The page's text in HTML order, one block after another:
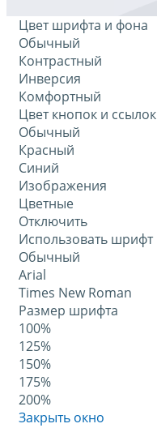
Цвет шрифта и фона
Обычный
Контрастный
Инверсия
Комфортный
Цвет кнопок и ссылок
Обычный
Красный
Синий
Изображения
Цветные
Отключить
Использовать шрифт
Обычный
Arial
Times New Roman
Размер шрифта
100%
125%
150%
175%
200%
Закрыть окно